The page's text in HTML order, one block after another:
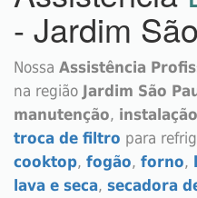
- Jardim
Nossa Assistência
na região Jardim São
manutenção, instalação
troca de filtro para
cooktop, fogão, forno,
lava e seca, secadora